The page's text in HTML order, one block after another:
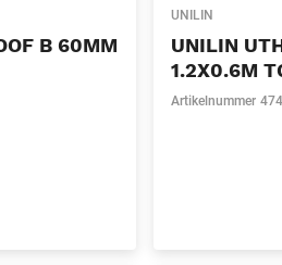
B 60MM
UNILIN
UNILIN
1.2X0.6M
Artikelnummer